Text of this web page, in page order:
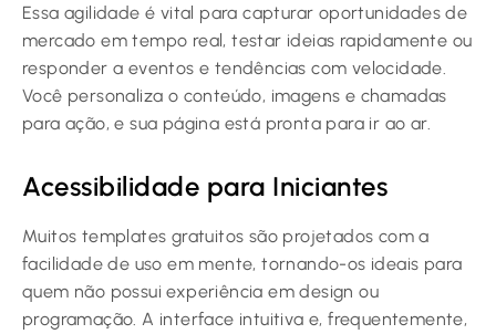
Essa agilidade é vital para capturar oportunidades de
mercado em tempo real, testar ideias rapidamente ou
responder a eventos e tendências com velocidade.
Você personaliza o conteúdo, imagens e chamadas
para ação, e sua página está pronta para ir ao ar.
Acessibilidade para Iniciantes
Muitos templates gratuitos são projetados com a
facilidade de uso em mente, tornando-os ideais para
quem não possui experiência em design ou
programação. A interface intuitiva e, frequentemente,